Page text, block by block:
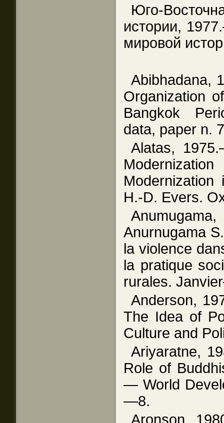
Юго-
истории,
мировой
Abibhadana,
Organization
Bangkok
data, paper n.
Alatas,
H.-D. Evers.
Anurnugama
la violence
la pratique
rurales.
Anderson,
The Idea of
Culture and
Ariyaratne,
Role of
— World
—8.
Aronson,